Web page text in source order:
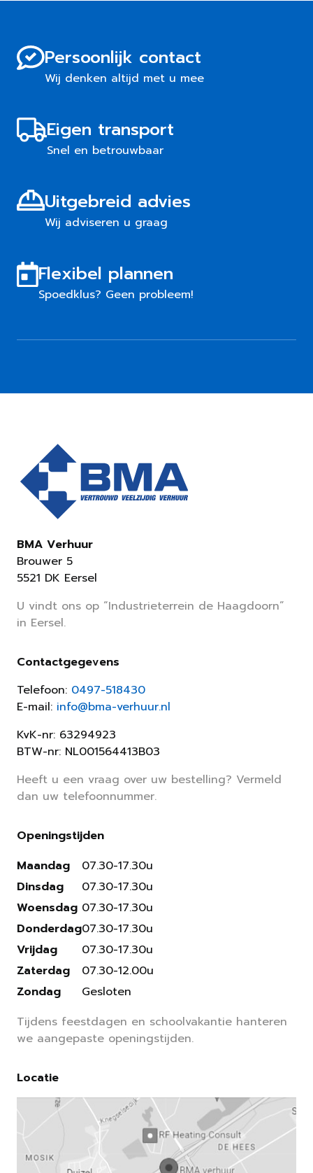
Persoonlijk contact
Wij denken altijd met u mee
Eigen transport
Snel en betrouwbaar
Uitgebreid advies
Wij adviseren u graag
Flexibel plannen
Spoedklus? Geen probleem!
BMA Verhuur
Brouwer 5
5521 DK Eersel
U vindt ons op “Industrieterrein de Haagdoorn”
in Eersel.
Contactgegevens
Telefoon: 0497-518430
E-mail: info@bma-verhuur.nl
KvK-nr: 63294923
BTW-nr: NL001564413B03
Heeft u een vraag over uw bestelling? Vermeld
dan uw telefoonnummer.
Openingstijden
Maandag
Dinsdag
Woensdag
Donderdag
Vrijdag
Zaterdag
Zondag
07.30-17.30u
07.30-17.30u
07.30-17.30u
07.30-17.30u
07.30-17.30u
07.30-12.00u
Gesloten
Tijdens feestdagen en schoolvakantie hanteren
we aangepaste openingstijden.
Locatie